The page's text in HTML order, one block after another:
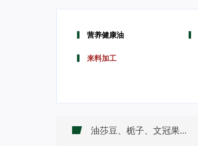
营养健康油
来料加工
油莎豆、栀子、文冠果、水飞蓟